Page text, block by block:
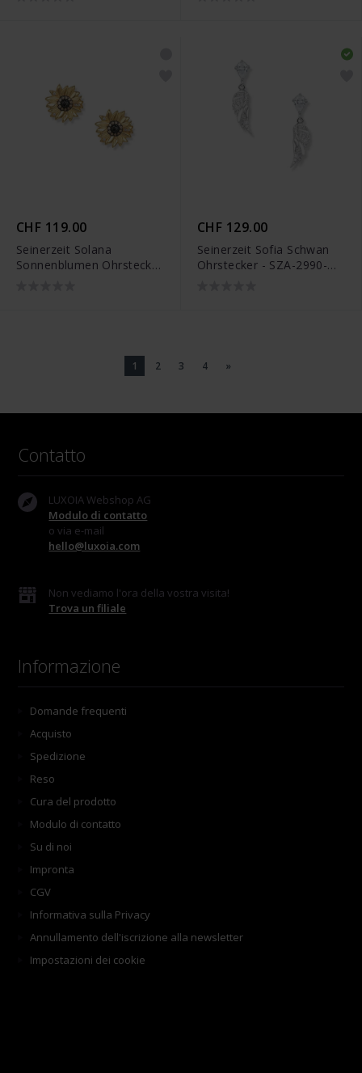
CHF 119.00
Seinerzeit Solana
Sonnenblumen Ohrstecker
CHF 129.00
Seinerzeit Sofia Schwan
Ohrstecker - SZA-2990-
1 2 3 4 »
Contatto
LUXOIA Webshop AG
Modulo di contatto
o via e-mail
hello@luxoia.com
Non vediamo l'ora della vostra visita!
Trova un filiale
Informazione
Domande frequenti
Acquisto
Spedizione
Reso
Cura del prodotto
Modulo di contatto
Su di noi
Impronta
CGV
Informativa sulla Privacy
Annullamento dell'iscrizione alla newsletter
Impostazioni dei cookie